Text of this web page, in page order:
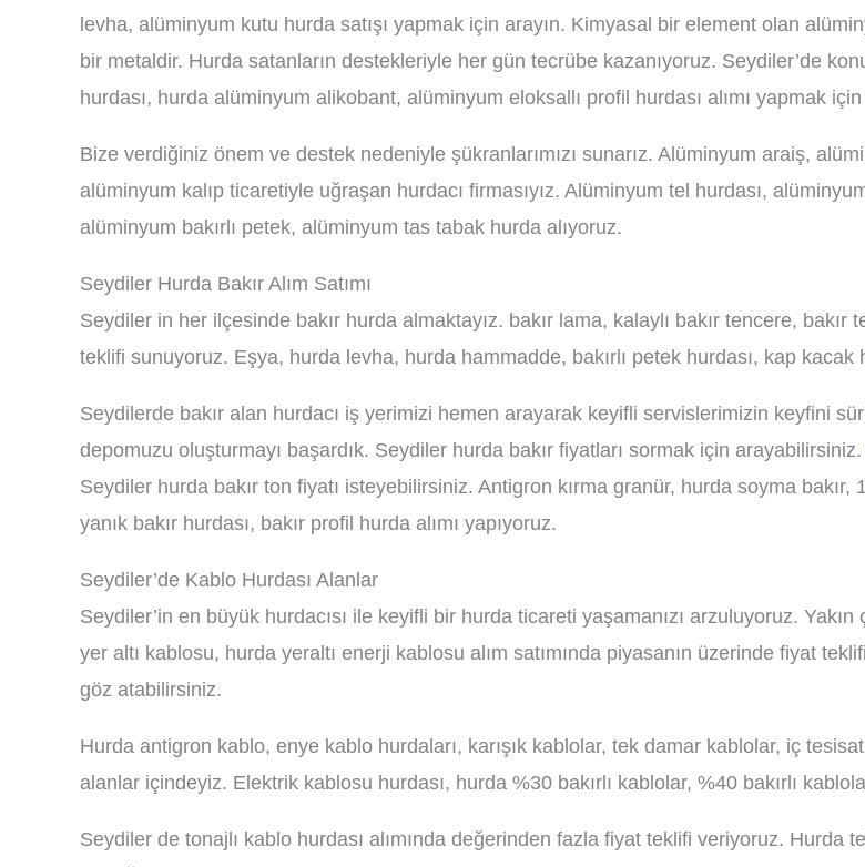
levha, alüminyum kutu hurda satışı yapmak için arayın. Kimyasal bir element olan
bir metaldir. Hurda satanların destekleriyle her gün tecrübe kazanıyoruz. Seydiler’de
hurdası, hurda alüminyum alikobant, alüminyum eloksallı profil hurdası alımı yapmak
Bize verdiğiniz önem ve destek nedeniyle şükranlarımızı sunarız. Alüminyum araiş,
alüminyum kalıp ticaretiyle uğraşan hurdacı firmasıyız. Alüminyum tel hurdası,
alüminyum bakırlı petek, alüminyum tas tabak hurda alıyoruz.
Seydiler Hurda Bakır Alım Satımı
Seydiler in her ilçesinde bakır hurda almaktayız. bakır lama, kalaylı bakır tencere,
teklifi sunuyoruz. Eşya, hurda levha, hurda hammadde, bakırlı petek hurdası, kap
Seydilerde bakır alan hurdacı iş yerimizi hemen arayarak keyifli servislerimizin keyfini
depomuzu oluşturmayı başardık. Seydiler hurda bakır fiyatları sormak için arayabilirsiniz.
Seydiler hurda bakır ton fiyatı isteyebilirsiniz. Antigron kırma granür, hurda soyma bakır,
yanık bakır hurdası, bakır profil hurda alımı yapıyoruz.
Seydiler’de Kablo Hurdası Alanlar
Seydiler’in en büyük hurdacısı ile keyifli bir hurda ticareti yaşamanızı arzuluyoruz.
yer altı kablosu, hurda yeraltı enerji kablosu alım satımında piyasanın üzerinde fiyat
göz atabilirsiniz.
Hurda antigron kablo, enye kablo hurdaları, karışık kablolar, tek damar kablolar, iç
alanlar içindeyiz. Elektrik kablosu hurdası, hurda %30 bakırlı kablolar, %40 bakırlı
Seydiler de tonajlı kablo hurdası alımında değerinden fazla fiyat teklifi veriyoruz. Hurda